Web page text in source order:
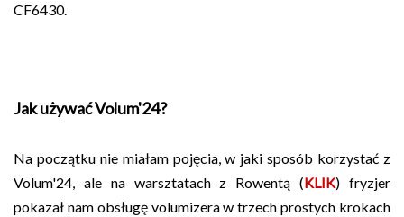
CF6430.
Jak używać Volum'24?
Na początku nie miałam pojęcia, w jaki sposób korzystać z
Volum'24, ale na warsztatach z Rowentą (KLIK) fryzjer
pokazał nam obsługę volumizera w trzech prostych krokach